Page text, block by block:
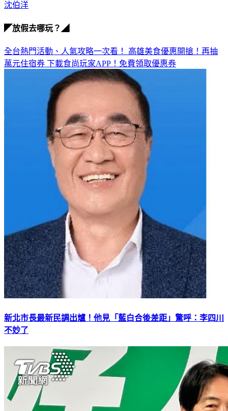
沈伯洋
◤放假去哪玩？◢
全台熱門活動、人氣攻略一次看！ 高雄美食優惠開搶！再抽
萬元住宿券 下載食尚玩家APP！免費領取優惠券
新北市長最新民調出爐！他見「藍白合後差距」驚呼：李四川
不妙了